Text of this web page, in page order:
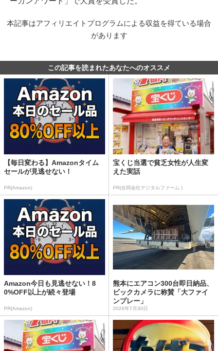
本記事はアフィリエイトプログラムによる収益を得ている場合
があります
この記事を読まれたあなたへのオススメ
【毎日変わる】Amazonタイム
セールが見逃せない！
PR(Amazon)
宝くじ当選で貧乏女性が人生変
えた実話
PR(合同会社デジタルファーム )
Amazon今日も見逃せない！8
0%OFF以上が続々登場
PR(Amazon)
熊本にエアコン300台即日納品、
ビックカメラに称賛「大ファイ
ンプレー」
2026年7月30日